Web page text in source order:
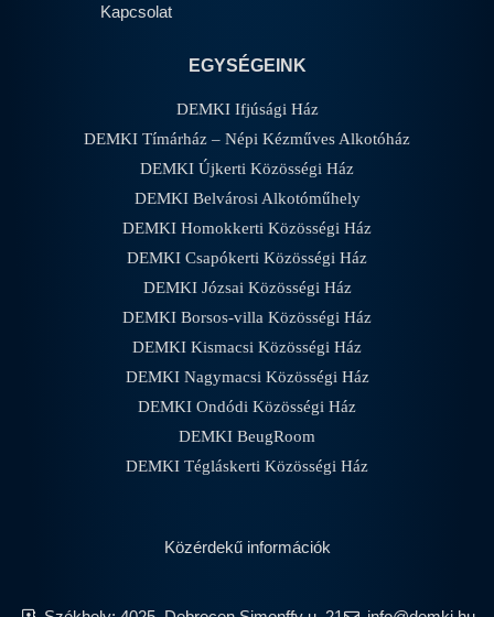
Kapcsolat
EGYSÉGEINK
DEMKI Ifjúsági Ház
DEMKI Tímárház – Népi Kézműves Alkotóház
DEMKI Újkerti Közösségi Ház
DEMKI Belvárosi Alkotóműhely
DEMKI Homokkerti Közösségi Ház
DEMKI Csapókerti Közösségi Ház
DEMKI Józsai Közösségi Ház
DEMKI Borsos-villa Közösségi Ház
DEMKI Kismacsi Közösségi Ház
DEMKI Nagymacsi Közösségi Ház
DEMKI Ondódi Közösségi Ház
DEMKI BeugRoom
DEMKI Tégláskerti Közösségi Ház
Közérdekű információk